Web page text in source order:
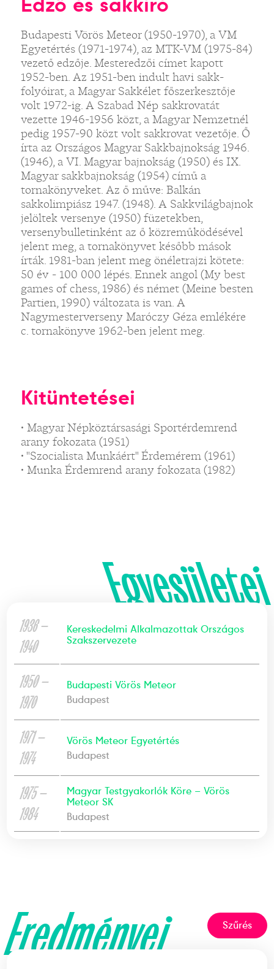
Budapesti Vörös Meteor (1950-1970), a VM
Egyetértés (1971-1974), az MTK-VM (1975-84)
vezető edzője. Mesteredzői címet kapott
1952-ben. Az 1951-ben indult havi sakk-
folyóirat, a Magyar Sakkélet főszerkesztője
volt 1972-ig. A Szabad Nép sakkrovatát
vezette 1946-1956 közt, a Magyar Nemzetnél
pedig 1957-90 közt volt sakkrovat vezetője. Ő
írta az Országos Magyar Sakkbajnokság 1946.
(1946), a VI. Magyar bajnokság (1950) és IX.
Magyar sakkbajnokság (1954) című a
tornakönyveket. Az ő műve: Balkán
sakkolimpiász 1947. (1948). A Sakkvilágbajnok
jelöltek versenye (1950) füzetekben,
versenybulletinként az ő közreműködésével
jelent meg, a tornakönyvet később mások
írták. 1981-ban jelent meg önéletrajzi kötete:
50 év - 100 000 lépés. Ennek angol (My best
games of chess, 1986) és német (Meine besten
Partien, 1990) változata is van. A
Nagymesterverseny Maróczy Géza emlékére
c. tornakönyve 1962-ben jelent meg.
Kitüntetései
• Magyar Népköztársasági Sportérdemrend
arany fokozata (1951)
• "Szocialista Munkáért" Érdemérem (1961)
• Munka Érdemrend arany fokozata (1982)
Egyesületei
1936 —
1940
Kereskedelmi Alkalmazottak Országos
Szakszervezete
1950 —
1970
Budapesti Vörös Meteor
Budapest
1971 —
1974
Vörös Meteor Egyetértés
Budapest
1975 —
1984
Magyar Testgyakorlók Köre – Vörös
Meteor SK
Budapest
Eredményei Szűrés